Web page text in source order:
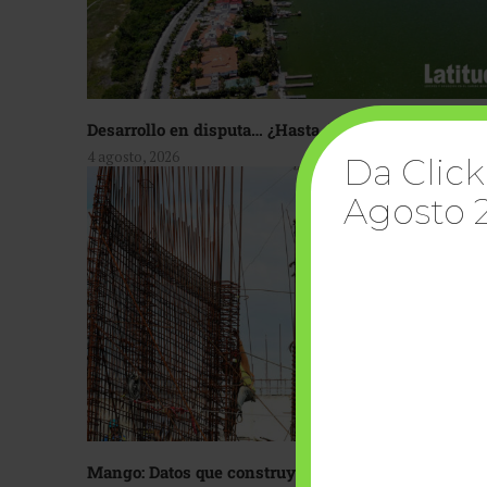
Desarrollo en disputa… ¿Hasta dónde crecer?
4 agosto, 2026
Mango: Datos que construyen confianza
Da
Agosto